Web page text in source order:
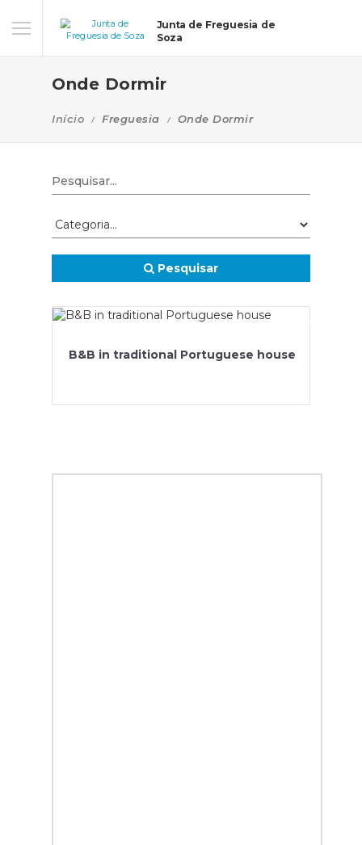
Junta de Freguesia de
Soza
Onde Dormir
Início Freguesia Onde Dormir
Pesquisar
B&B in traditional Portuguese house